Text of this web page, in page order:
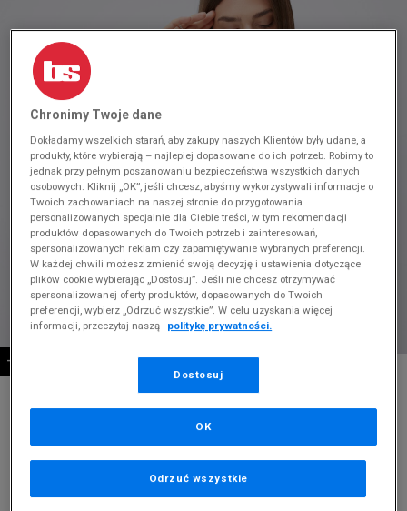
-10% ZA MIN. 500 ZŁ KOD: SUM10
Produkt pochodzi z końcówek aktualnych kolekcji, ubiegłych
sezonów lub z ekspozycji.Szczegóły.
39,99 zł
Chronimy Twoje dane
Dokładamy wszelkich starań, aby zakupy naszych Klientów były udane, a
produkty, które wybierają – najlepiej dopasowane do ich potrzeb. Robimy to
jednak przy pełnym poszanowaniu bezpieczeństwa wszystkich danych
osobowych. Kliknij „OK”, jeśli chcesz, abyśmy wykorzystywali informacje o
Twoich zachowaniach na naszej stronie do przygotowania
personalizowanych specjalnie dla Ciebie treści, w tym rekomendacji
produktów dopasowanych do Twoich potrzeb i zainteresowań,
spersonalizowanych reklam czy zapamiętywanie wybranych preferencji.
W każdej chwili możesz zmienić swoją decyzję i ustawienia dotyczące
plików cookie wybierając „Dostosuj”. Jeśli nie chcesz otrzymywać
spersonalizowanej oferty produktów, dopasowanych do Twoich
preferencji, wybierz „Odrzuć wszystkie”. W celu uzyskania więcej
informacji, przeczytaj naszą
politykę prywatności.
Dostosuj
Odrzuć wszystkie
OK